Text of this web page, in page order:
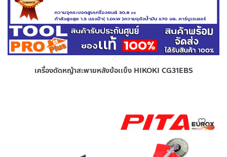
เครื่องตัดหญ้าสะพายหลังข้อเเข็ง HIKOKI CG31EBS